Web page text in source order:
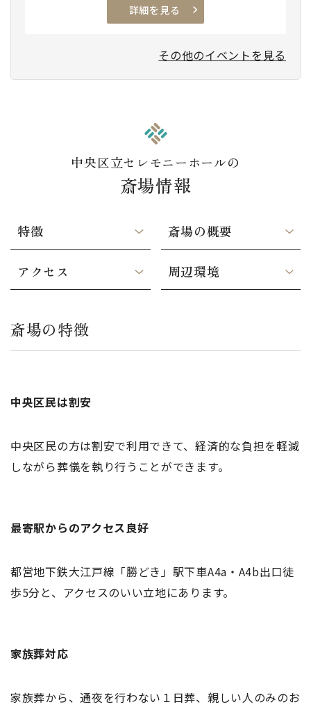
詳細を見る
その他のイベントを見る
中央区立セレモニーホールの
斎場情報
特徴 斎場の概要
アクセス 周辺環境
斎場の特徴
中央区民は割安
中央区民の方は割安で利用できて、経済的な負担を軽減
しながら葬儀を執り行うことができます。
最寄駅からのアクセス良好
都営地下鉄大江戸線「勝どき」駅下車A4a・A4b出口徒
歩5分と、アクセスのいい立地にあります。
家族葬対応
家族葬から、通夜を行わない１日葬、親しい人のみのお